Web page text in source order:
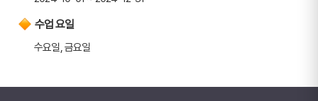
수업 요일
수요일, 금요일